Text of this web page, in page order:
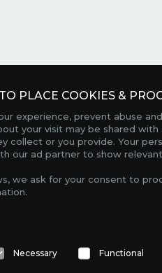
PLACE COOKIES &
experience, prevent abuse
your visit may be shared
collect or you provide. Your
our ad partner to show
we ask for your consent to
Necessary Functional